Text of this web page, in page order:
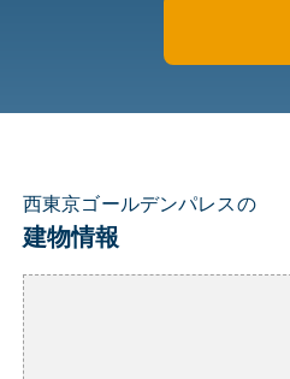
西東京ゴールデンパレスの
建物情報